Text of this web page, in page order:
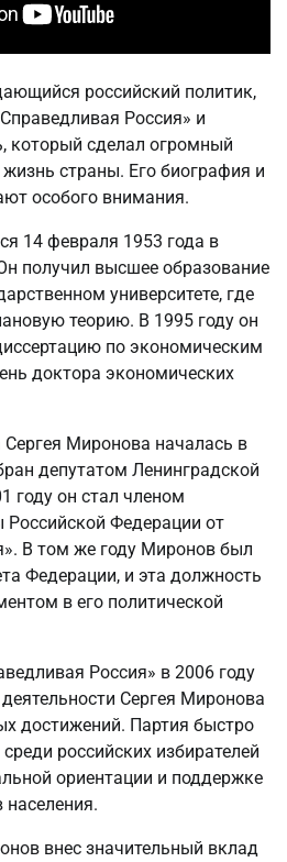
российский политик,
Россия» и
который сделал огромный
страны. Его биография и
особого внимания.
14 февраля 1953 года в
получил высшее образование
университете, где
теорию. В 1995 году он
по экономическим
доктора экономических
Миронова началась в
депутатом Ленинградской
году он стал членом
Российской Федерации от
В том же году Миронов был
Федерации, и эта должность
в его политической
Россия» в 2006 году
Сергея Миронова
достижений. Партия быстро
российских избирателей
ориентации и поддержке
внес значительный вклад